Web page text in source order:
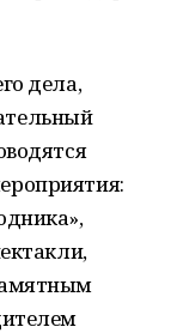
дела,